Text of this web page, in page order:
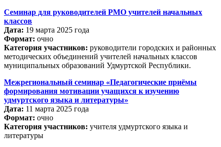
Семинар для руководителей РМО учителей начальных
классов
Дата: 19 марта 2025 года
Формат: очно
Категория участников: руководители городских и районных
методических объединений учителей начальных классов
муниципальных образований Удмуртской Республики.
Межрегиональный семинар «Педагогические приёмы
формирования мотивации учащихся к изучению
удмуртского языка и литературы»
Дата: 11 марта 2025 года
Формат: очно
Категория участников: учителя удмуртского языка и
литературы